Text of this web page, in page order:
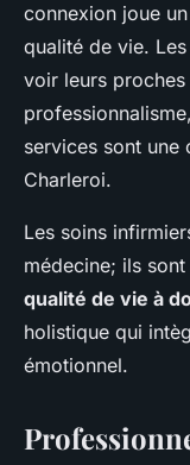
connexion joue
qualité de vie.
voir leurs
services sont une
Charleroi.
Les soins
médecine; ils
qualité de vie à
holistique qui
émotionnel.